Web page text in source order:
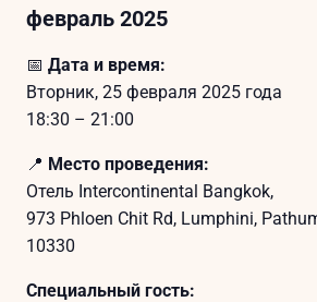
февраль 2025
📅Дата и время:
Вторник, 25 февраля 2025 года
18:30 – 21:00
📍 Место проведения:
Отель Intercontinental Bangkok,
973 Phloen Chit Rd, Lumphini,
10330
Специальный гость: